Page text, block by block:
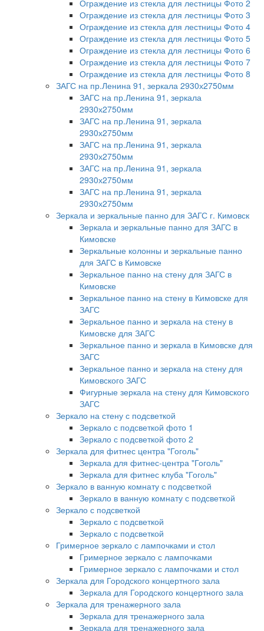
Ограждение из стекла для лестницы Фото 2
Ограждение из стекла для лестницы Фото 3
Ограждение из стекла для лестницы Фото 4
Ограждение из стекла для лестницы Фото 5
Ограждение из стекла для лестницы Фото 6
Ограждение из стекла для лестницы Фото 7
Ограждение из стекла для лестницы Фото 8
ЗАГС на пр.Ленина 91, зеркала 2930х2750мм
ЗАГС на пр.Ленина 91, зеркала
2930х2750мм
ЗАГС на пр.Ленина 91, зеркала
2930х2750мм
ЗАГС на пр.Ленина 91, зеркала
2930х2750мм
ЗАГС на пр.Ленина 91, зеркала
2930х2750мм
ЗАГС на пр.Ленина 91, зеркала
2930х2750мм
Зеркала и зеркальные панно для ЗАГС г. Кимовск
Зеркала и зеркальные панно для ЗАГС в
Кимовске
Зеркальные колонны и зеркальные панно
для ЗАГС в Кимовске
Зеркальное панно на стену для ЗАГС в
Кимовске
Зеркальное панно на стену в Кимовске для
ЗАГС
Зеркальное панно и зеркала на стену в
Кимовске для ЗАГС
Зеркальное панно и зеркала в Кимовске для
ЗАГС
Зеркальное панно и зеркала на стену для
Кимовского ЗАГС
Фигурные зеркала на стену для Кимовского
ЗАГС
Зеркало на стену с подсветкой
Зеркало с подсветкой фото 1
Зеркало с подсветкой фото 2
Зеркала для фитнес центра "Гоголь"
Зеркала для фитнес-центра "Гоголь"
Зеркала для фитнес клуба "Гоголь"
Зеркало в ванную комнату с подсветкой
Зеркало в ванную комнату с подсветкой
Зеркало с подсветкой
Зеркало с подсветкой
Зеркало с подсветкой
Гримерное зеркало с лампочками и стол
Гримерное зеркало с лампочками
Гримерное зеркало с лампочками и стол
Зеркала для Городского концертного зала
Зеркала для Городского концертного зала
Зеркала для тренажерного зала
Зеркала для тренажерного зала
Зеркала для тренажерного зала